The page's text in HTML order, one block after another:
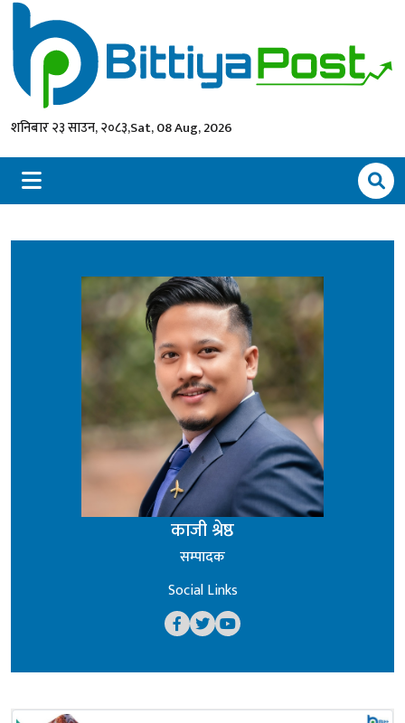
शनिबार २३ साउन, २०८३,Sat, 08 Aug, 2026
काजी श्रेष्ठ
सम्पादक
Social Links